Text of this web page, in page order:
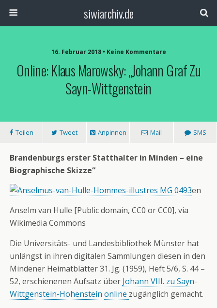
siwiarchiv.de
16. Februar 2018 • Keine Kommentare
Online: Klaus Marowsky: „Johann Graf Zu
Sayn-Wittgenstein
Teilen Tweet Anpinnen Mail SMS
Brandenburgs erster Statthalter in Minden – eine
Biographische Skizze“
en
Anselm van Hulle [Public domain, CC0 or CC0], via
Wikimedia Commons
Die Universitäts- und Landesbibliothek Münster hat
unlängst in ihren digitalen Sammlungen diesen in den
Mindener Heimatblätter 31. Jg. (1959), Heft 5/6, S. 44 –
52, erschienenen Aufsatz über Johann VIII. zu Sayn-
Wittgenstein-Hohenstein online zugänglich gemacht.